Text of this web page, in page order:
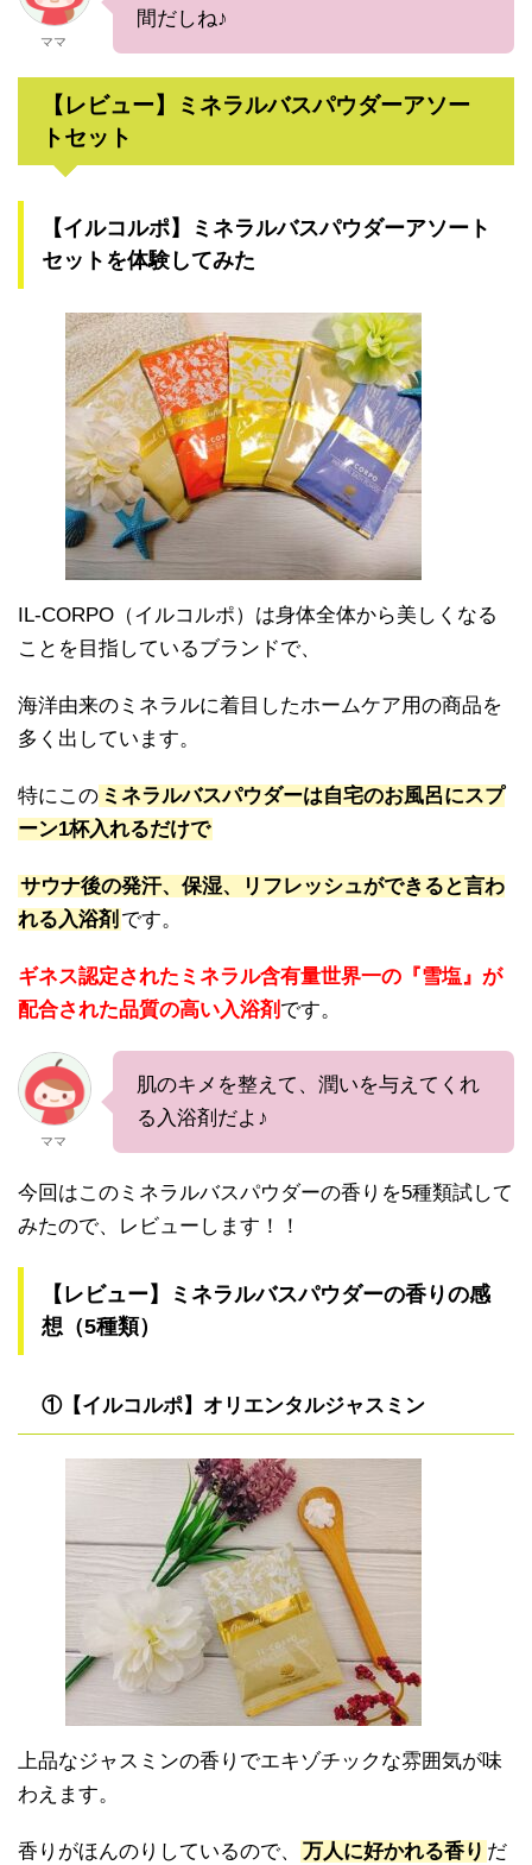
ママ
間だしね♪
【レビュー】ミネラルバスパウダーアソー
トセット
【イルコルポ】ミネラルバスパウダーアソート
セットを体験してみた
IL-CORPO（イルコルポ）は身体全体から美しくなる
ことを目指しているブランドで、
海洋由来のミネラルに着目したホームケア用の商品を
多く出しています。
特にこの ミネラルバスパウダーは自宅のお風呂にスプ
ーン1杯入れるだけで
サウナ後の発汗、保湿、リフレッシュができると言わ
れる入浴剤 です。
ギネス認定されたミネラル含有量世界一の『雪塩』が
配合された品質の高い入浴剤 です。
ママ
肌のキメを整えて、潤いを与えてくれ
る入浴剤だよ♪
今回はこのミネラルバスパウダーの香りを5種類試して
みたので、レビューします！！
【レビュー】ミネラルバスパウダーの香りの感
想（5種類）
①【イルコルポ】オリエンタルジャスミン
上品なジャスミンの香りでエキゾチックな雰囲気が味
わえます。
香りがほんのりしているので、 万人に好かれる香り だ